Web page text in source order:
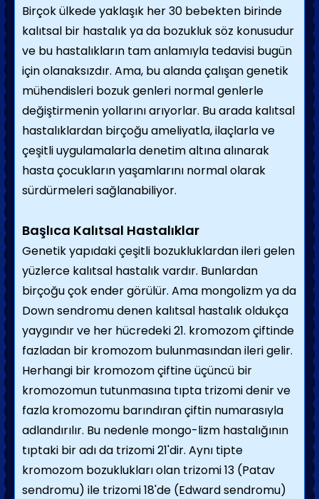
Birçok ülkede yaklaşık her 30 bebekten birinde
kalıtsal bir hastalık ya da bozukluk söz konusudur
ve bu hastalıkların tam anla­mıyla tedavisi bugün
için olanaksızdır. Ama, bu alanda çalışan genetik
mühendisleri bozuk genleri normal genlerle
değiştirmenin yolları­nı arıyorlar. Bu arada kalıtsal
hastalıklardan birçoğu ameli­yatla, ilaçlarla ve
çeşitli uygulamalarla denetim altına alınarak
hasta çocukların yaşamlarını normal olarak
sürdürmeleri sağlanabiliyor.
Başlıca Kalıtsal Hastalıklar
Genetik yapıdaki çeşitli bozukluklardan ileri gelen
yüzlerce kalıtsal hastalık vardır. Bunlar­dan
birçoğu çok ender görülür. Ama mongolizm ya da
Down sendromu denen kalıtsal hastalık oldukça
yaygındır ve her hücredeki 21. kromozom çiftinde
fazladan bir kromo­zom bulunmasından ileri gelir.
Herhangi bir kromozom çiftine üçüncü bir
kromozomun tutunmasına tıpta trizomi denir ve
fazla kromozomu barındıran çiftin numarasıyla
adlandırılır. Bu nedenle mongo-lizm hastalığının
tıptaki bir adı da trizomi 21'dir. Aynı tipte
kromozom bozuklukları olan trizomi 13 (Patav
sendromu) ile trizomi 18'de (Edward sendromu)